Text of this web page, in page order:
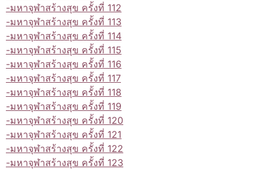
-มหาจุฬาสร้างสุข ครั้งที่ 112
-มหาจุฬาสร้างสุข ครั้งที่ 113
-มหาจุฬาสร้างสุข ครั้งที่ 114
-มหาจุฬาสร้างสุข ครั้งที่ 115
-มหาจุฬาสร้างสุข ครั้งที่ 116
-มหาจุฬาสร้างสุข ครั้งที่ 117
-มหาจุฬาสร้างสุข ครั้งที่ 118
-มหาจุฬาสร้างสุข ครั้งที่ 119
-มหาจุฬาสร้างสุข ครั้งที่ 120
-มหาจุฬาสร้างสุข ครั้งที่ 121
-มหาจุฬาสร้างสุข ครั้งที่ 122
-มหาจุฬาสร้างสุข ครั้งที่ 123